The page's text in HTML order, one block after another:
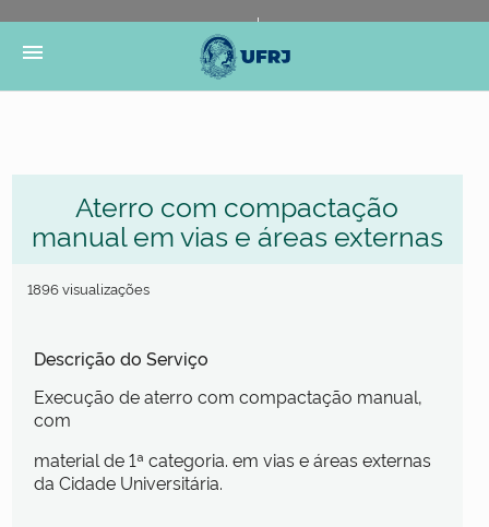
Portal do Governo Brasileiro
Governo
menu
Aterro com compactação
manual em vias e áreas externas
1896 visualizações
Descrição do Serviço
Execução de aterro com compactação manual,
com
material de 1ª categoria. em vias e áreas externas
da Cidade Universitária.